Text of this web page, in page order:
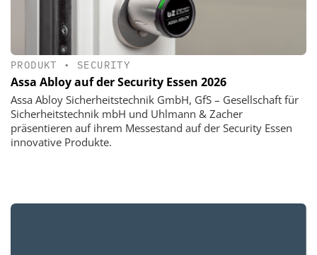
PRODUKT • SECURITY
Assa Abloy auf der Security Essen 2026
Assa Abloy Sicherheitstechnik GmbH, GfS – Gesellschaft für
Sicherheitstechnik mbH und Uhlmann & Zacher
präsentieren auf ihrem Messestand auf der Security Essen
innovative Produkte.